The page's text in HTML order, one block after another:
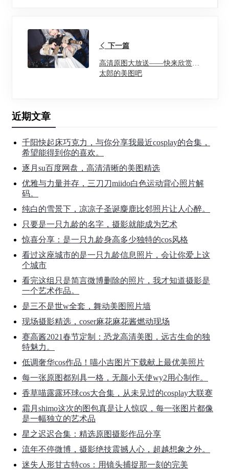
下一篇
高清原图大放送——快来欣赏绮
太郎的美图吧
近期文章
千阳快起床巧克力，与你分享我最近cosplay的合集，
希望能得到你的喜欢。
逐月su百度网盘，高清清晰的美图精选
优雅与力量并存，三刀刀miido白色运动背心照片解
码。
纯白的雪景下，凉凉子圣诞麋鹿比邻照片让人心醉。
只要是一只九龄的名字，摄影就能成为艺术
惊喜分享：是一只九龄身高多少独特的cos风格
看过这座城市的是一只九龄信息照片，会让你爱上这
个城市
看完这组只是简言微博删除的照片，我才知道摄影是
一个艺术作品。
是三不是世w全套，舞动美图照片墙
现场摄影精选，coser麻花麻花酱燃动现场
赛高酱2021春节定制：恐龙高清美图，远古生命的独
特魅力。
低调奢华cos作品！喵小吉图片下载献上最优美照片
每一张原图都别具一格，无颜小天使wy2用心制作。
香草喵露露环球cos大合集，从未见过的cosplay大联赛
霜月shimo这次的图包真是让人惊叹，每一张图片都像
是一幅独立的艺术品
星之迟迟合集：精选原图摄影作品分享
流年不停微博，摄影绝技震撼人心，超越想象之外。
迷失人形甘古特cos：用镜头捕捉那一刻的完美